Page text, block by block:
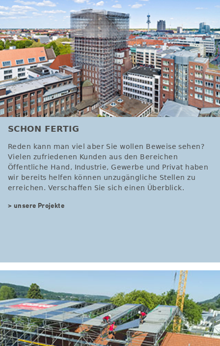
SCHON FERTIG
Reden kann man viel aber Sie wollen Beweise sehen?
Vielen zufriedenen Kunden aus den Bereichen
Öffentliche Hand, Industrie, Gewerbe und Privat haben
wir bereits helfen können unzugängliche Stellen zu
erreichen. Verschaffen Sie sich einen Überblick.
> unsere Projekte